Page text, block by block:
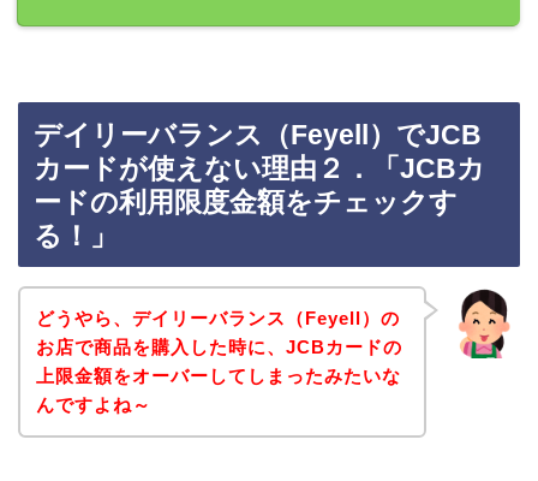
デイリーバランス（Feyell）でJCB
カードが使えない理由２．「JCBカ
ードの利用限度金額をチェックす
る！」
どうやら、デイリーバランス（Feyell）の
お店で商品を購入した時に、JCBカードの
上限金額をオーバーしてしまったみたいな
んですよね～